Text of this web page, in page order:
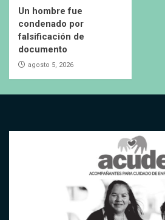
Un hombre fue
condenado por
falsificación de
documento
agosto 5, 2026